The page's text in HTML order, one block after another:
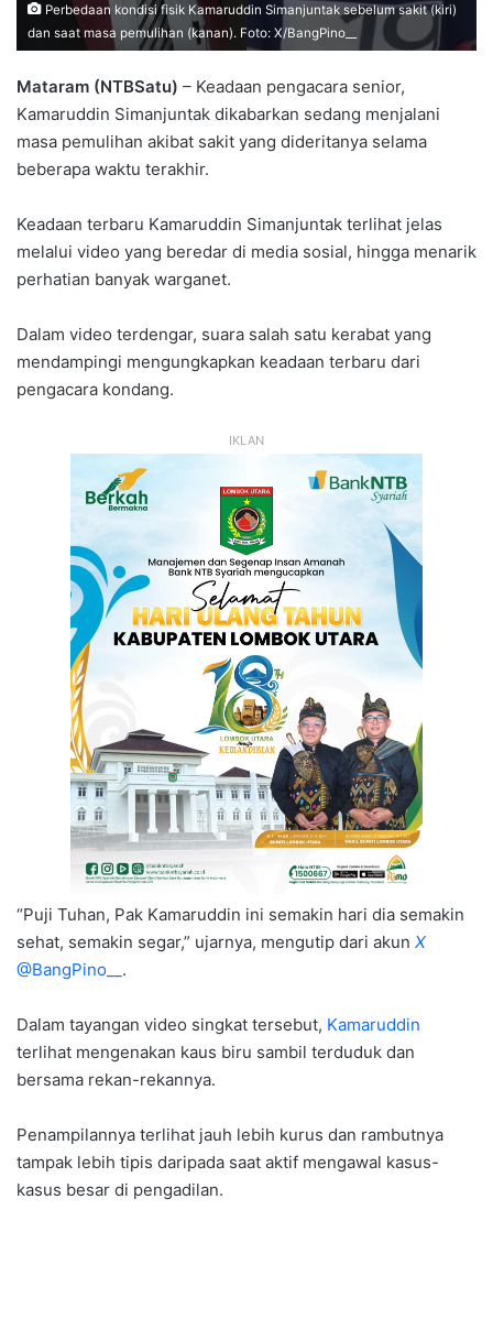
Perbedaan kondisi fisik Kamaruddin Simanjuntak sebelum sakit (kiri)
dan saat masa pemulihan (kanan). Foto: X/BangPino__
Mataram (NTBSatu) – Keadaan pengacara senior,
Kamaruddin Simanjuntak dikabarkan sedang menjalani
masa pemulihan akibat sakit yang dideritanya selama
beberapa waktu terakhir.
Keadaan terbaru Kamaruddin Simanjuntak terlihat jelas
melalui video yang beredar di media sosial, hingga menarik
perhatian banyak warganet.
Dalam video terdengar, suara salah satu kerabat yang
mendampingi mengungkapkan keadaan terbaru dari
pengacara kondang.
IKLAN
“Puji Tuhan, Pak Kamaruddin ini semakin hari dia semakin
sehat, semakin segar,” ujarnya, mengutip dari akun X
@BangPino__ .
Dalam tayangan video singkat tersebut, Kamaruddin
terlihat mengenakan kaus biru sambil terduduk dan
bersama rekan-rekannya.
Penampilannya terlihat jauh lebih kurus dan rambutnya
tampak lebih tipis daripada saat aktif mengawal kasus-
kasus besar di pengadilan.